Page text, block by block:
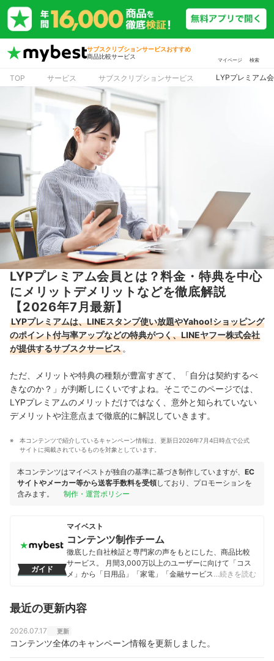
サブスクリプションサービスおすすめ
商品比較サービス
マイページ 検索
TOP サービス サブスクリプションサービス LYPプレミアム
LYPプレミアム会員とは？料金・特典を中心
にメリットデメリットなどを徹底解説
【2026年7月最新】
LYPプレミアムは、LINEスタンプ使い放題やYahoo!ショッピング
のポイント付与率アップなどの特典がつく、LINEヤフー株式会社
が提供するサブスクサービス 。
ただ、メリットや特典の種類が豊富すぎて、「自分は契約するべ
きなのか？」が判断しにくいですよね。そこでこのページでは、
LYPプレミアムのメリットだけではなく、意外と知られていない
デメリットや注意点まで徹底的に解説していきます。
本コンテンツで紹介しているキャンペーン情報は、更新日2026年7月4日時点で公式
サイトに掲載されているものを対象としています。
本コンテンツはマイベストが独自の基準に基づき制作していますが、 EC
サイトやメーカー等から送客手数料を受領しており、プロモーションを
含みます。
制作・運営ポリシー
ガイド
マイベスト
コンテンツ制作チーム
徹底した自社検証と専門家の声をもとにした、商品比較
サービス。 月間3,000万以上のユーザーに向けて「コス
メ」から「日用品」「家電」「金融サービス」まで、ベ
コンテンツ制作チームのプロフィール
…続きを読む
最近の更新内容
2026.07.17 更新
コンテンツ全体のキャンペーン情報を更新しました。